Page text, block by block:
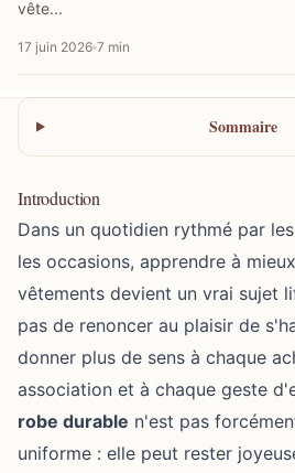
vête...
17 juin 2026 7 min
Sommaire
Introduction
Dans un quotidien rythmé par
les occasions, apprendre à
vêtements devient un vrai sujet
pas de renoncer au plaisir de
donner plus de sens à chaque
association et à chaque geste
robe durable n'est pas
uniforme : elle peut rester